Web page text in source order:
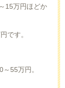
～ 15万円ほどか
です。
～ 55万円。